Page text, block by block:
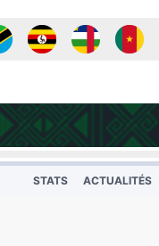
STATS ACTUALITÉS